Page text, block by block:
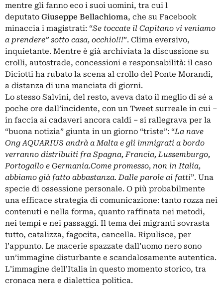
mentre gli fanno eco i suoi uomini, tra cui l
deputato Giuseppe Bellachioma, che su Facebook
minaccia i magistrati: “Se toccate il Capitano vi veniamo
a prendere” sotto casa, occhio!!!”. Clima eversivo,
inquietante. Mentre è già archiviata la discussione su
crolli, autostrade, concessioni e responsabilità: il caso
Diciotti ha rubato la scena al crollo del Ponte Morandi,
a distanza di una manciata di giorni.
Lo stesso Salvini, del resto, aveva dato il meglio di sé a
poche ore dall’incidente, con un Tweet surreale in cui –
in faccia ai cadaveri ancora caldi – si rallegrava per la
“buona notizia” giunta in un giorno “triste”: “La nave
Ong AQUARIUS andrà a Malta e gli immigrati a bordo
verranno distribuiti fra Spagna, Francia, Lussemburgo,
Portogallo e Germania.Come promesso, non in Italia,
abbiamo già fatto abbastanza. Dalle parole ai fatti”. Una
specie di ossessione personale. O più probabilmente
una efficace strategia di comunicazione: tanto rozza nei
contenuti e nella forma, quanto raffinata nei metodi,
nei tempi e nei passaggi. Il tema dei migranti sovrasta
tutto, catalizza, fagocita, cancella. Ripulisce, per
l’appunto. Le macerie spazzate dall’uomo nero sono
un’immagine disturbante e scandalosamente autentica.
L’immagine dell’Italia in questo momento storico, tra
cronaca nera e dialettica politica.